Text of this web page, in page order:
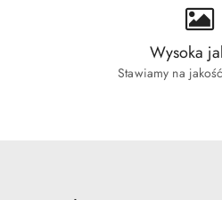
Wysoka
Stawiamy na